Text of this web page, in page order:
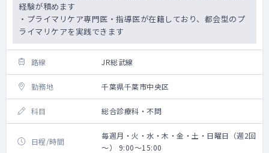
経験が積めます
・プライマリケア専門医・指導医が在籍しており、都会型のプ
ライマリケアを実践できます
路線 JR総武線
勤務地 千葉県千葉市中央区
科目 総合診療科・不問
日程/時間
毎週月・火・水・木・金・土・日曜日（週2回
～） 9:00～15:00